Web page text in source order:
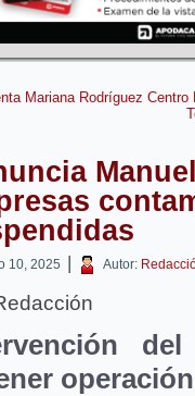
Mariana Rodríguez
10, 2025 | Autor: